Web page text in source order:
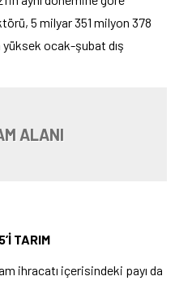
5 milyar 351 milyon 378
ocak-şubat dış
ALANI
TARIM
ihracatı içerisindeki payı da